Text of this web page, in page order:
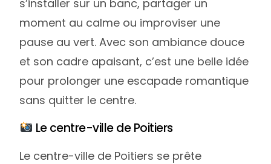
s’installer sur un banc, partager un
moment au calme ou improviser une
pause au vert. Avec son ambiance douce
et son cadre apaisant, c’est une belle idée
pour prolonger une escapade romantique
sans quitter le centre.
Le centre-ville de Poitiers
Le centre-ville de Poitiers se prête